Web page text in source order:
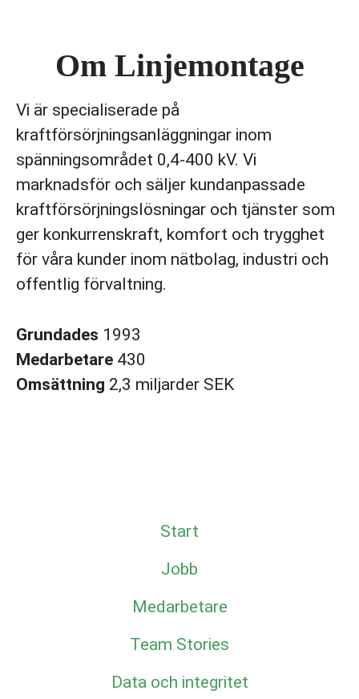
Om Linjemontage
Vi är specialiserade på
kraftförsörjningsanläggningar inom
spänningsområdet 0,4-400 kV. Vi
marknadsför och säljer kundanpassade
kraftförsörjningslösningar och tjänster som
ger konkurrenskraft, komfort och trygghet
för våra kunder inom nätbolag, industri och
offentlig förvaltning.
Grundades 1993
Medarbetare 430
Omsättning 2,3 miljarder SEK
Start
Jobb
Medarbetare
Team Stories
Data och integritet